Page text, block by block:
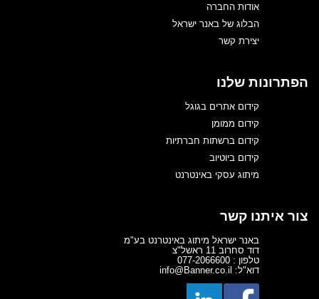
אודות החברה
הבלוג של באנר ישראל
יצירת קשר
הפתרונות שלנו
קידום אתרים בגוגל
קידום ממומן
קידום ברשתות חברתיות
קידום ביוטיוב
מיתוג עסקי באינטרנט
צור איתנו קשר
באנר ישראל מיתוג באינטרנט בע"מ
דוד סחרוב 11 ראשל"צ
טלפון : 077-2066600
דוא"ל: info@Banner.co.il